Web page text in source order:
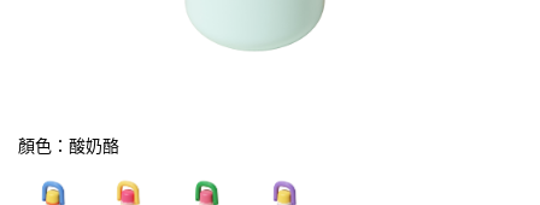
顏色：酸奶酪